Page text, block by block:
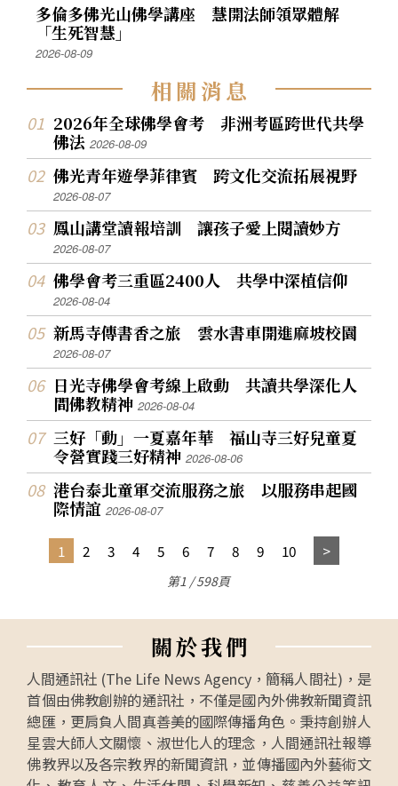
多倫多佛光山佛學講座 慧開法師領眾體解
「生死智慧」
2026-08-09
相關消息
2026年全球佛學會考 非洲考區跨世代共學
佛法2026-08-09
佛光青年遊學菲律賓 跨文化交流拓展視野
2026-08-07
鳳山講堂讀報培訓 讓孩子愛上閱讀妙方
2026-08-07
佛學會考三重區2400人 共學中深植信仰
2026-08-04
新馬寺傳書香之旅 雲水書車開進麻坡校園
2026-08-07
日光寺佛學會考線上啟動 共讀共學深化人
間佛教精神2026-08-04
三好「動」一夏嘉年華 福山寺三好兒童夏
令營實踐三好精神2026-08-06
港台泰北童軍交流服務之旅 以服務串起國
際情誼2026-08-07
1 2 3 4 5 6 7 8 9 10
第1 / 598頁
關於我們
人間通訊社 (The Life News Agency，簡稱人間社)，是
首個由佛教創辦的通訊社，不僅是國內外佛教新聞資訊
總匯，更肩負人間真善美的國際傳播角色。秉持創辦人
星雲大師人文關懷、淑世化人的理念，人間通訊社報導
佛教界以及各宗教界的新聞資訊，並傳播國內外藝術文